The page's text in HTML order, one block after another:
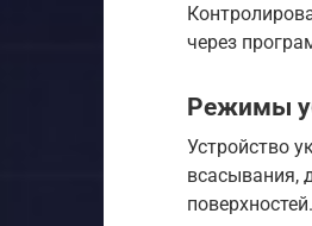
через
Режимы
Устройство
всасывания,
поверхностей.